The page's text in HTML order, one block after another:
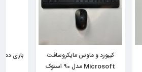
کیبورد و ماوس مایکروسافت
Microsoft مدل 90 استوک
بازی